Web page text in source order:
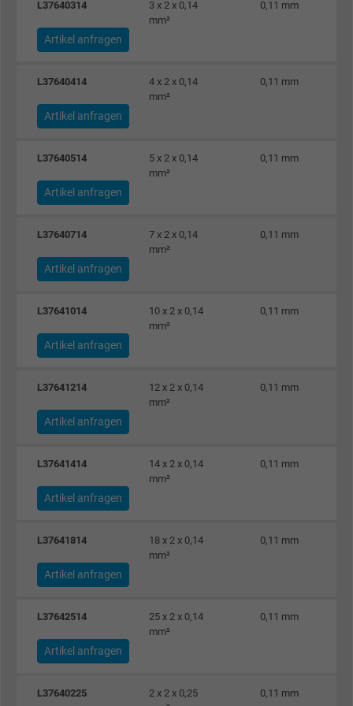
L37640314
3 x 2 x 0,14
mm²
0,11 mm
Artikel anfragen
L37640414
4 x 2 x 0,14
mm²
0,11 mm
Artikel anfragen
L37640514
5 x 2 x 0,14
mm²
0,11 mm
Artikel anfragen
L37640714
7 x 2 x 0,14
mm²
0,11 mm
Artikel anfragen
L37641014
10 x 2 x 0,14
mm²
0,11 mm
Artikel anfragen
L37641214
12 x 2 x 0,14
mm²
0,11 mm
Artikel anfragen
L37641414
14 x 2 x 0,14
mm²
0,11 mm
Artikel anfragen
L37641814
18 x 2 x 0,14
mm²
0,11 mm
Artikel anfragen
L37642514
25 x 2 x 0,14
mm²
0,11 mm
Artikel anfragen
L37640225
2 x 2 x 0,25
0,11 mm